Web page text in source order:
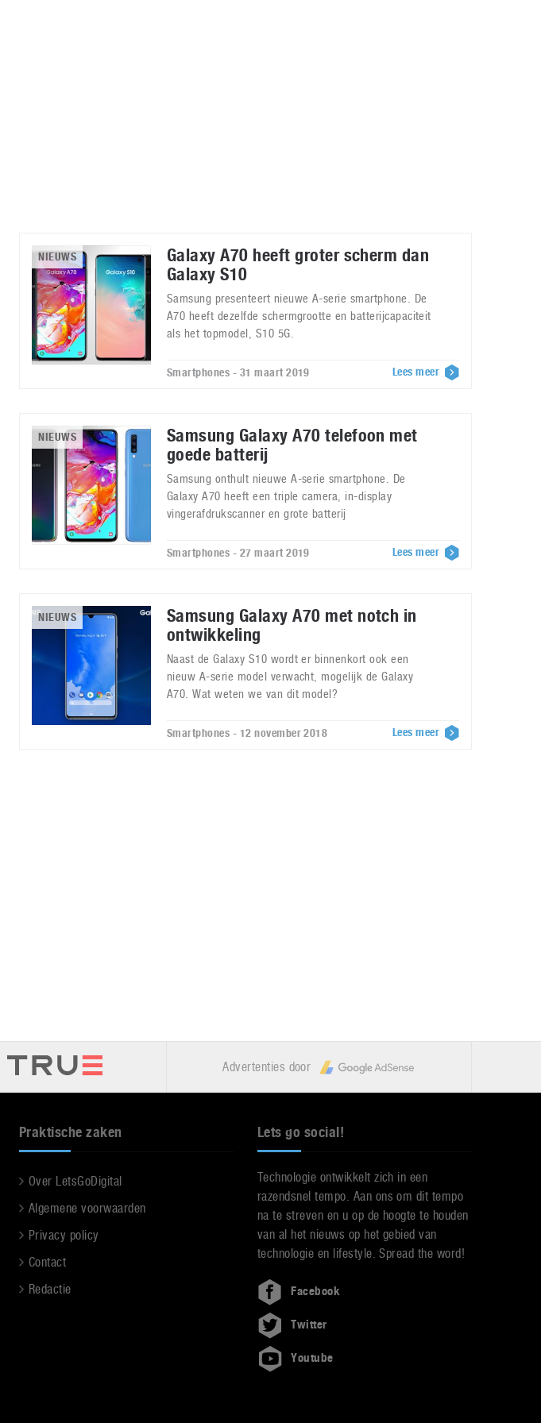
NIEUWS
Galaxy A70 heeft groter scherm dan
Galaxy S10
Samsung presenteert nieuwe A-serie smartphone. De
A70 heeft dezelfde schermgrootte en batterijcapaciteit
als het topmodel, S10 5G.
Smartphones - 31 maart 2019 Lees meer
NIEUWS
Samsung Galaxy A70 telefoon met
goede batterij
Samsung onthult nieuwe A-serie smartphone. De
Galaxy A70 heeft een triple camera, in-display
vingerafdrukscanner en grote batterij
Smartphones - 27 maart 2019 Lees meer
NIEUWS
Samsung Galaxy A70 met notch in
ontwikkeling
Naast de Galaxy S10 wordt er binnenkort ook een
nieuw A-serie model verwacht, mogelijk de Galaxy
A70. Wat weten we van dit model?
Smartphones - 12 november 2018 Lees meer
Advertenties door
Praktische zaken
Over LetsGoDigital
Algemene voorwaarden
Privacy policy
Contact
Redactie
Lets go social!
Technologie ontwikkelt zich in een
razendsnel tempo. Aan ons om dit tempo
na te streven en u op de hoogte te houden
van al het nieuws op het gebied van
technologie en lifestyle. Spread the word!
Facebook
Twitter
Youtube